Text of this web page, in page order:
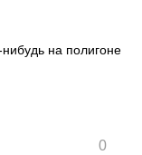
нибудь на полигоне
0